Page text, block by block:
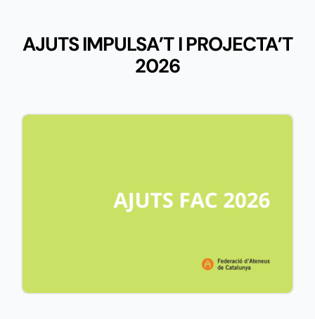
AJUTS IMPULSA’T I PROJECTA’T
2026